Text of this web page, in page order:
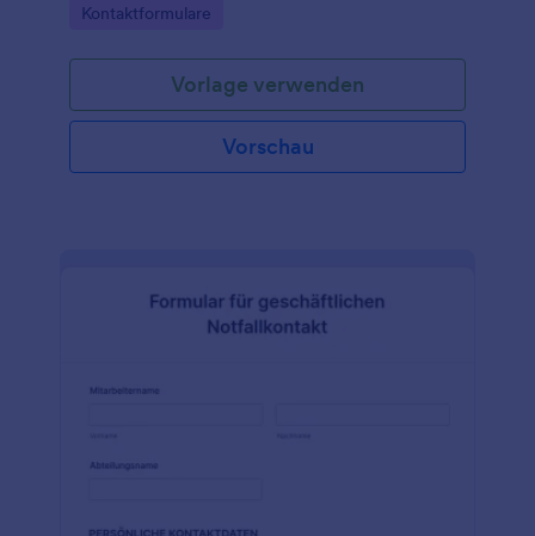
Go to Category:
Kontaktformulare
Vorlage verwenden
Vorschau